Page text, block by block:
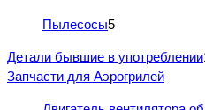
Пылесосы5
Детали бывшие в употреблении
Запчасти для Аэрогрилей